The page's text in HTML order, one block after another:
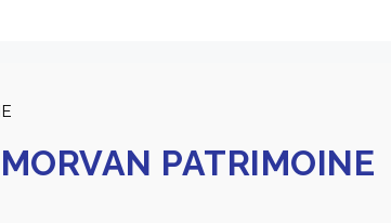
PATRIMOINE